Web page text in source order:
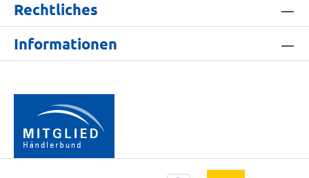
Rechtliches
Informationen